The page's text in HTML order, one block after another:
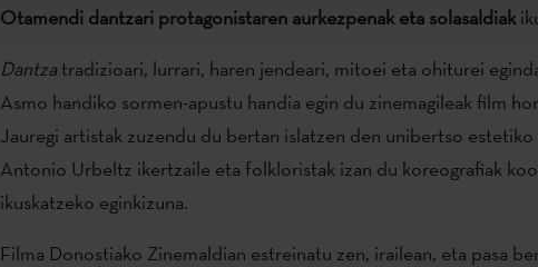
Otamendi dantzari protagonistaren aurkezpenak eta solasaldiak
Dantzatradizioari, lurrari, haren jendeari, mitoei eta ohiturei
Asmo handiko sormen-apustu handia egin du zinemagileak film
Jauregi artistak zuzendu du bertan islatzen den unibertso estetiko
Antonio Urbeltz ikertzaile eta folkloristak izan du koreografiak
ikuskatzeko eginkizuna.
Filma Donostiako Zinemaldian estreinatu zen, irailean, eta pasa